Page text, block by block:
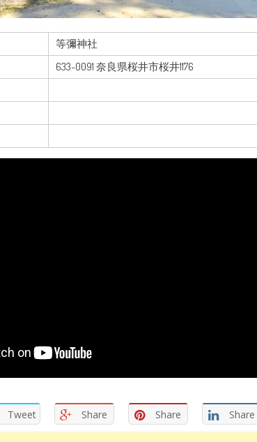
等彌神社
633-0091 奈良県桜井市桜井1176
Tweet Share Share Share